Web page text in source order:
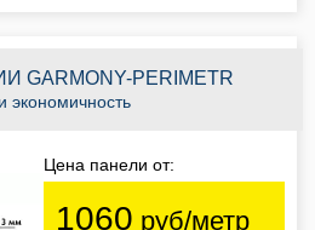
PERIMETR
экономичность
Цена панели от:
1060 руб/метр